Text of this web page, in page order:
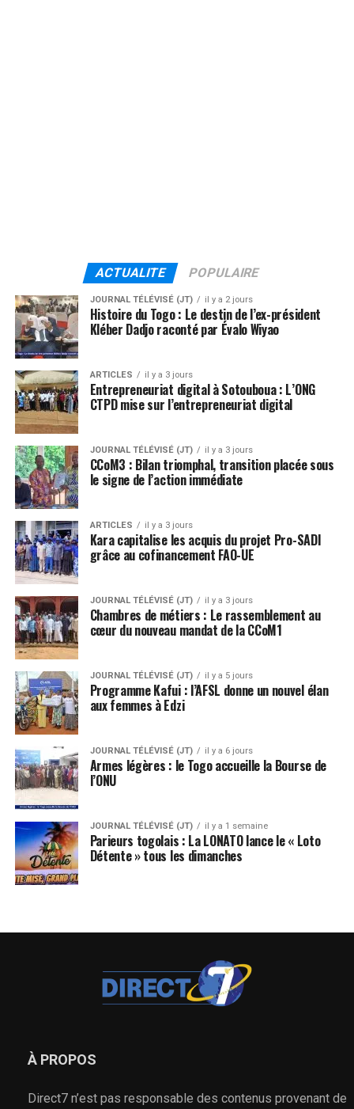
ACTUALITE POPULAIRE
JOURNAL TÉLÉVISÉ (JT) il y a 2 jours
Histoire du Togo : Le destin de l’ex-président
Kléber Dadjo raconté par Évalo Wiyao
ARTICLES il y a 3 jours
Entrepreneuriat digital à Sotouboua : L’ONG
CTPD mise sur l’entrepreneuriat digital
JOURNAL TÉLÉVISÉ (JT) il y a 3 jours
CCoM3 : Bilan triomphal, transition placée sous
le signe de l’action immédiate
ARTICLES il y a 3 jours
Kara capitalise les acquis du projet Pro-SADI
grâce au cofinancement FAO-UE
JOURNAL TÉLÉVISÉ (JT) il y a 3 jours
Chambres de métiers : Le rassemblement au
cœur du nouveau mandat de la CCoM1
JOURNAL TÉLÉVISÉ (JT) il y a 5 jours
Programme Kafui : l’AFSL donne un nouvel élan
aux femmes à Edzi
JOURNAL TÉLÉVISÉ (JT) il y a 6 jours
Armes légères : le Togo accueille la Bourse de
l’ONU
JOURNAL TÉLÉVISÉ (JT) il y a 1 semaine
Parieurs togolais : La LONATO lance le « Loto
Détente » tous les dimanches
À PROPOS
Direct7 n’est pas responsable des contenus provenant de